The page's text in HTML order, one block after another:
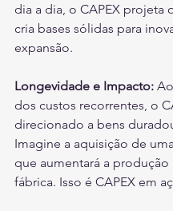
dia a dia, o CAPEX projeta
cria bases sólidas para
expansão.
Longevidade e Impacto:
dos custos recorrentes, o
direcionado a bens
Imagine a aquisição de
que aumentará a produção
fábrica. Isso é CAPEX em